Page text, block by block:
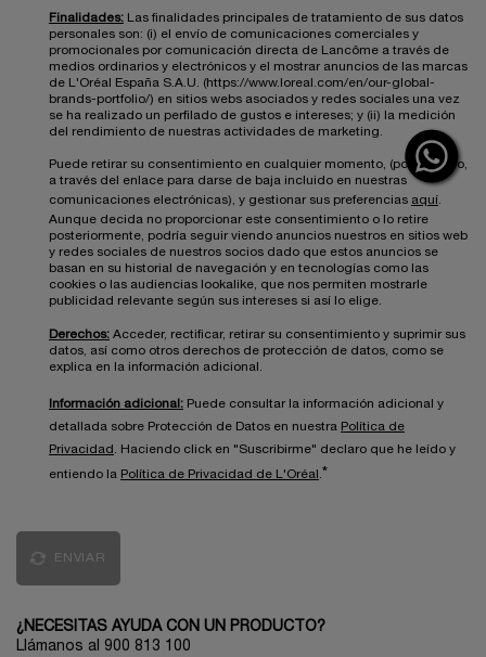
Finalidades: Las finalidades principales de tratamiento de sus datos
personales son: (i) el envío de comunicaciones comerciales y
promocionales por comunicación directa de Lancôme a través de
medios ordinarios y electrónicos y el mostrar anuncios de las marcas
de L'Oréal España S.A.U. (https://www.loreal.com/en/our-global-
brands-portfolio/) en sitios webs asociados y redes sociales una vez
se ha realizado un perfilado de gustos e intereses; y (ii) la medición
del rendimiento de nuestras actividades de marketing.
Puede retirar su consentimiento en cualquier momento, (por ejemplo,
a través del enlace para darse de baja incluido en nuestras
comunicaciones electrónicas), y gestionar sus preferencias aquí.
Aunque decida no proporcionar este consentimiento o lo retire
posteriormente, podría seguir viendo anuncios nuestros en sitios web
y redes sociales de nuestros socios dado que estos anuncios se
basan en su historial de navegación y en tecnologías como las
cookies o las audiencias lookalike, que nos permiten mostrarle
publicidad relevante según sus intereses si así lo elige.
Derechos: Acceder, rectificar, retirar su consentimiento y suprimir sus
datos, así como otros derechos de protección de datos, como se
explica en la información adicional.
Información adicional: Puede consultar la información adicional y
detallada sobre Protección de Datos en nuestra Política de
Privacidad . Haciendo click en "Suscribirme" declaro que he leído y
entiendo la Política de Privacidad de L'Oréal .*
ENVIAR
¿NECESITAS AYUDA CON UN PRODUCTO?
Llámanos al 900 813 100